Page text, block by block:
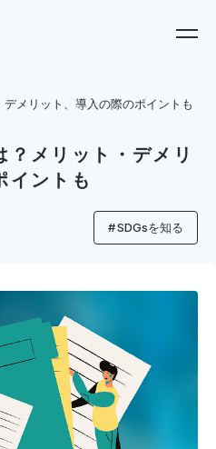
メリット、導入の際のポイントも
？メリット・デメリ
イントも
SDGsを知る